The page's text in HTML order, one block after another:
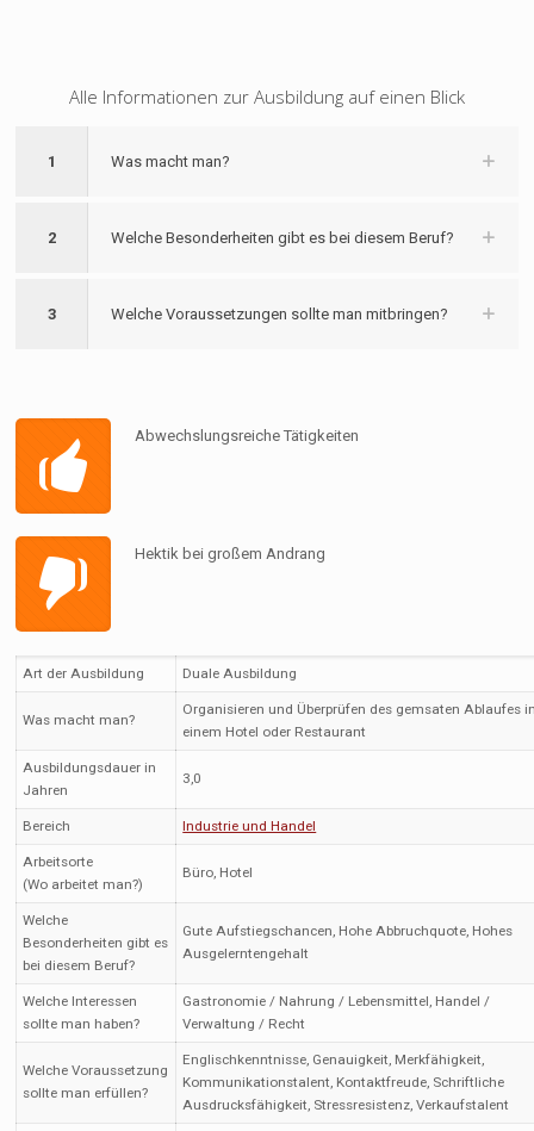
Alle Informationen zur Ausbildung auf einen Blick
1 Was macht man?
2 Welche Besonderheiten gibt es bei diesem Beruf?
3 Welche Voraussetzungen sollte man mitbringen?
Abwechslungsreiche Tätigkeiten
Hektik bei großem Andrang
Art der Ausbildung Duale Ausbildung
Was macht man?
Organisieren und Überprüfen des gemsaten Ablaufes
einem Hotel oder Restaurant
Ausbildungsdauer in
Jahren
3,0
Bereich Industrie und Handel
Arbeitsorte
(Wo arbeitet man?)
Büro, Hotel
Welche
Besonderheiten gibt es
bei diesem Beruf?
Gute Aufstiegschancen, Hohe Abbruchquote, Hohes
Ausgelerntengehalt
Welche Interessen
sollte man haben?
Gastronomie / Nahrung / Lebensmittel, Handel /
Verwaltung / Recht
Welche Voraussetzung
sollte man erfüllen?
Englischkenntnisse, Genauigkeit, Merkfähigkeit,
Kommunikationstalent, Kontaktfreude, Schriftliche
Ausdrucksfähigkeit, Stressresistenz, Verkaufstalent